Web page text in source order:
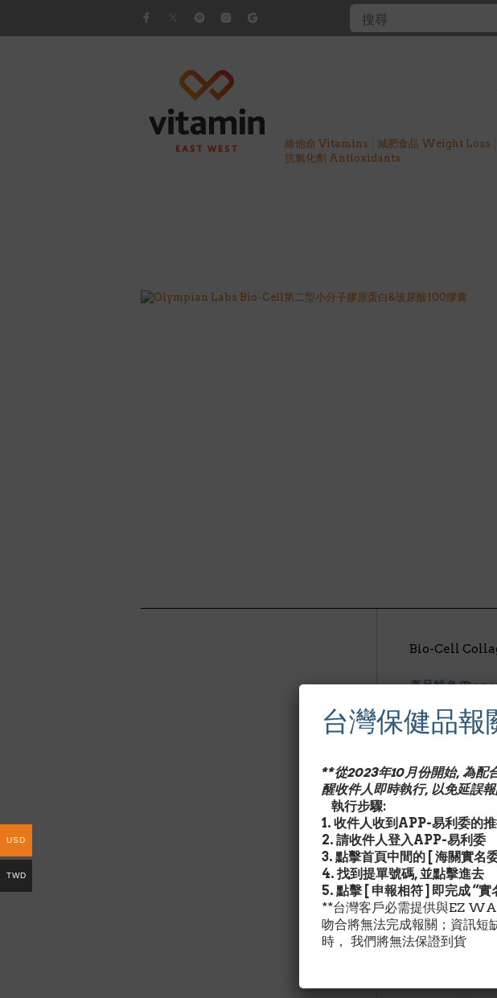
維他命 Vitamins 減肥食品 Weight Loss
抗氧化劑 Antioxidants
Bio-Cell
產品特色/
Bio-Cell
具維護皮膚生
含豐富蛋白質,
*以下為實驗證
2.第二型膠原蛋
成分含量/
1500mg軟骨
建議用量/
警告/
台灣保健品報
**從2023年10月份開始, 為配
醒收件人即時執行, 以免延誤
執行步驟:
1. 收件人收到APP-易利委的
2. 請收件人登入APP-易利委
3. 點擊首頁中間的 [ 海關實名
4. 找到提單號碼, 並點擊進去
5. 點擊 [ 申報相符 ] 即完成 “實
**台灣客戶必需提供與EZ
吻合將無法完成報關；資訊短
時， 我們將無法保證到貨
USD
TWD